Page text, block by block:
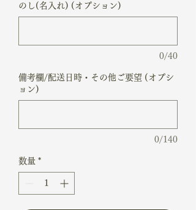
のし(名入れ) (オプション)
0/40
備考欄/配送日時・その他ご要望 (オプシ
ョン)
0/140
数量 *